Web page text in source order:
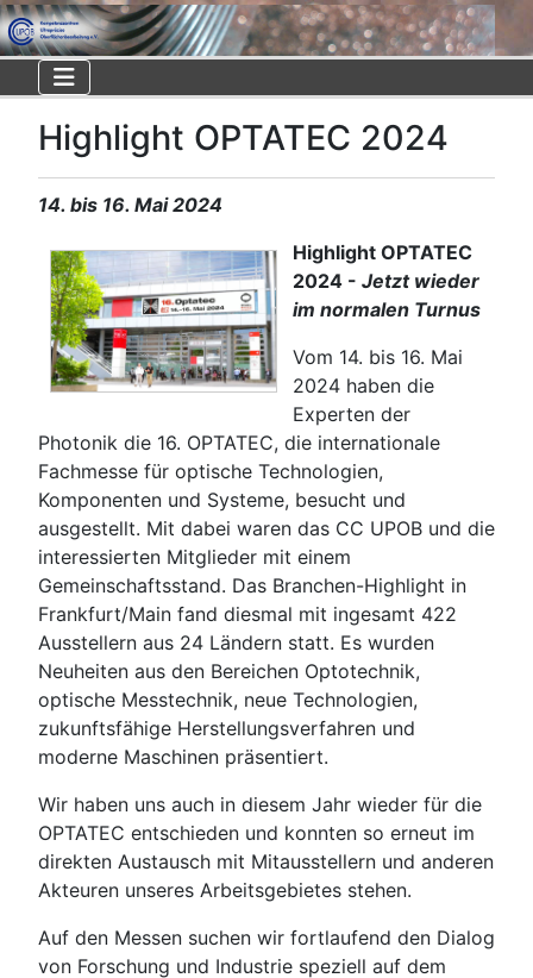
Highlight OPTATEC 2024
14. bis 16. Mai 2024
Highlight OPTATEC
2024 - Jetzt wieder
im normalen Turnus
Vom 14. bis 16. Mai
2024 haben die
Experten der
Photonik die 16. OPTATEC, die internationale
Fachmesse für optische Technologien,
Komponenten und Systeme, besucht und
ausgestellt. Mit dabei waren das CC UPOB und die
interessierten Mitglieder mit einem
Gemeinschaftsstand. Das Branchen-Highlight in
Frankfurt/Main fand diesmal mit ingesamt 422
Ausstellern aus 24 Ländern statt. Es wurden
Neuheiten aus den Bereichen Optotechnik,
optische Messtechnik, neue Technologien,
zukunftsfähige Herstellungsverfahren und
moderne Maschinen präsentiert.
Wir haben uns auch in diesem Jahr wieder für die
OPTATEC entschieden und konnten so erneut im
direkten Austausch mit Mitausstellern und anderen
Akteuren unseres Arbeitsgebietes stehen.
Auf den Messen suchen wir fortlaufend den Dialog
von Forschung und Industrie speziell auf dem